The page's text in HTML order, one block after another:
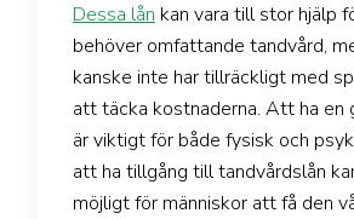
Dessa lån kan vara till stor hjälp
behöver omfattande tandvård,
kanske inte har tillräckligt med
att täcka kostnaderna. Att ha en
är viktigt för både fysisk och
att ha tillgång till tandvårdslån
möjligt för människor att få den